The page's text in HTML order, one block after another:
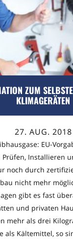
ZUM
KLIMAGERÄTEN
27. AUG. 2018
EU-
Prüfen, Installieren
noch durch
nicht mehr
gibt es fast
und privaten
mehr als drei
als Kältemittel, so